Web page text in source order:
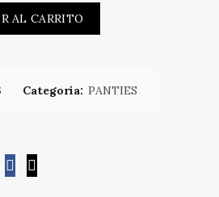
cantidad
AL CARRITO
Categoría: PANTIES